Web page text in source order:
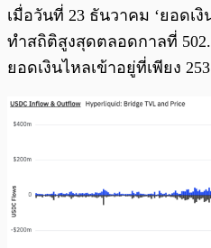
เมื่อวันที่ 23 ธันวาคม ‘ยอดเ
ทำสถิติสูงสุดตลอดกาลที่
ยอดเงินไหลเข้าอยู่ที่เพียง